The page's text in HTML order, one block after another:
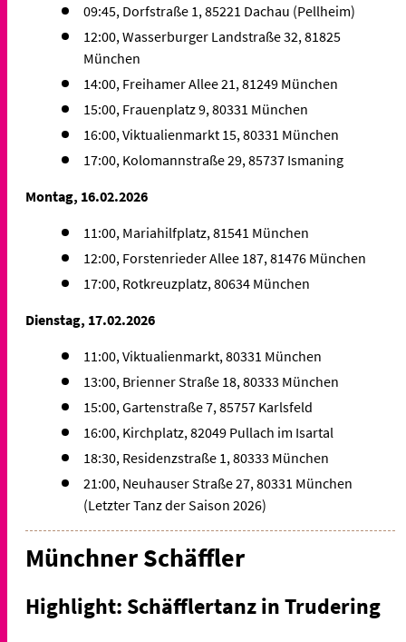
09:45, Dorfstraße 1, 85221 Dachau (Pellheim)
12:00, Wasserburger Landstraße 32, 81825
München
14:00, Freihamer Allee 21, 81249 München
15:00, Frauenplatz 9, 80331 München
16:00, Viktualienmarkt 15, 80331 München
17:00, Kolomannstraße 29, 85737 Ismaning
Montag, 16.02.2026
11:00, Mariahilfplatz, 81541 München
12:00, Forstenrieder Allee 187, 81476 München
17:00, Rotkreuzplatz, 80634 München
Dienstag, 17.02.2026
11:00, Viktualienmarkt, 80331 München
13:00, Brienner Straße 18, 80333 München
15:00, Gartenstraße 7, 85757 Karlsfeld
16:00, Kirchplatz, 82049 Pullach im Isartal
18:30, Residenzstraße 1, 80333 München
21:00, Neuhauser Straße 27, 80331 München
(Letzter Tanz der Saison 2026)
Münchner Schäffler
Highlight: Schäfflertanz in Trudering